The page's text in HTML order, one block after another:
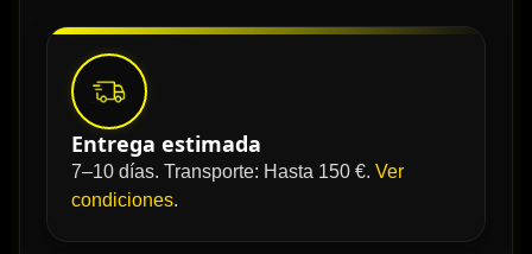
Entrega estimada
7–10 días. Transporte: Hasta 150 €. Ver
condiciones.